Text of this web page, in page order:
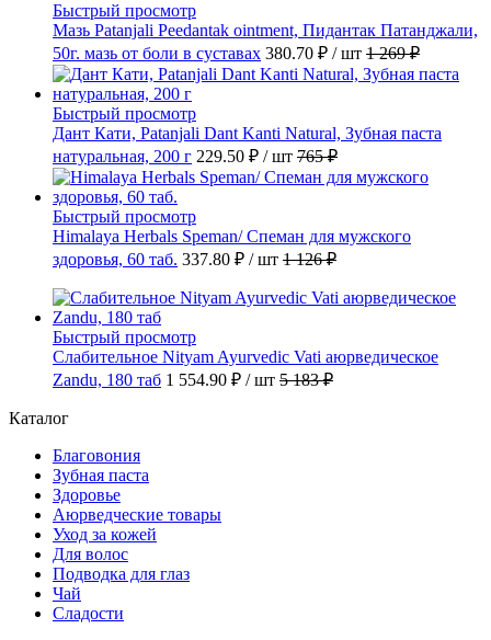
Быстрый просмотр
Мазь Patanjali Peedantak ointment, Пидантак Патанджали,
50г. мазь от боли в суставах 380.70 ₽ / шт 1 269 ₽
Быстрый просмотр
Дант Кати, Patanjali Dant Kanti Natural, Зубная паста
натуральная, 200 г 229.50 ₽ / шт 765 ₽
Быстрый просмотр
Himalaya Herbals Speman/ Спеман для мужского
здоровья, 60 таб. 337.80 ₽ / шт 1 126 ₽
Быстрый просмотр
Слабительное Nityam Ayurvedic Vati аюрведическое
Zandu, 180 таб 1 554.90 ₽ / шт 5 183 ₽
Каталог
Благовония
Зубная паста
Здоровье
Аюрведческие товары
Уход за кожей
Для волос
Подводка для глаз
Чай
Сладости